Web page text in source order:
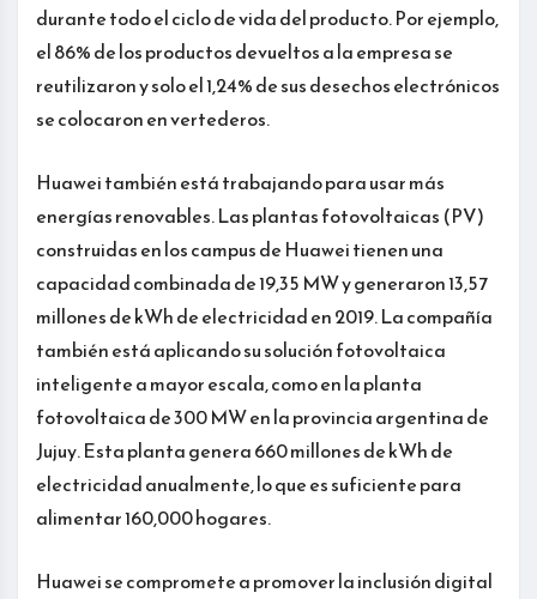
durante todo el ciclo de vida del producto. Por ejemplo,
el 86% de los productos devueltos a la empresa se
reutilizaron y solo el 1,24% de sus desechos electrónicos
se colocaron en vertederos.
Huawei también está trabajando para usar más
energías renovables. Las plantas fotovoltaicas (PV)
construidas en los campus de Huawei tienen una
capacidad combinada de 19,35 MW y generaron 13,57
millones de kWh de electricidad en 2019. La compañía
también está aplicando su solución fotovoltaica
inteligente a mayor escala, como en la planta
fotovoltaica de 300 MW en la provincia argentina de
Jujuy. Esta planta genera 660 millones de kWh de
electricidad anualmente, lo que es suficiente para
alimentar 160,000 hogares.
Huawei se compromete a promover la inclusión digital